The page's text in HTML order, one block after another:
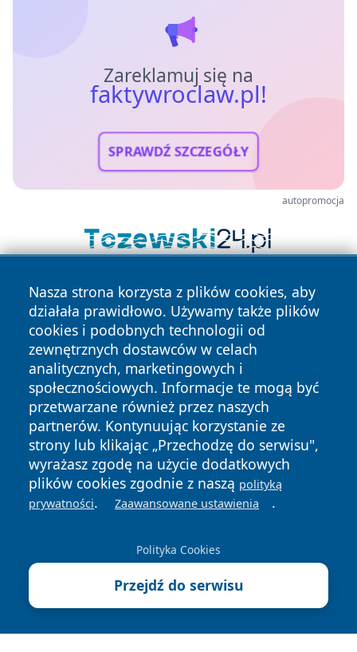
Zareklamuj się na
faktywroclaw.pl!
SPRAWDŹ SZCZEGÓŁY
autopromocja
Nasza strona korzysta z plików cookies, aby
działała prawidłowo. Używamy także plików
cookies i podobnych technologii od
zewnętrznych dostawców w celach
analitycznych, marketingowych i
społecznościowych. Informacje te mogą być
przetwarzane również przez naszych
partnerów. Kontynuując korzystanie ze
strony lub klikając „Przechodzę do serwisu",
wyrażasz zgodę na użycie dodatkowych
plików cookies zgodnie z naszą polityką
prywatności. Zaawansowane ustawienia .
Polityka Cookies
Przejdź do serwisu
Copyright © 2026 faktywroclaw.pl Wszystkie prawa
zastrzeżone.
News Autorzy
Polityka
Prywatności
Polityka
Cookies